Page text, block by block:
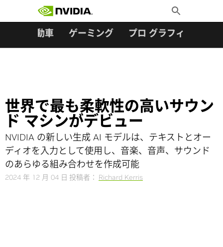
Toggle
Search
自動車 ゲーミング プロ グラフィックス
世界で最も柔軟性の高いサウン
ド マシンがデビュー
NVIDIA の新しい生成 AI モデルは、テキストとオー
ディオを入力として使用し、音楽、音声、サウンド
のあらゆる組み合わせを作成可能
2024 年 12 月 04 日 投稿者： Richard Kerris